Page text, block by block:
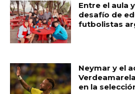
Entre el aula
desafío de
futbolistas
Neymar y el
en la